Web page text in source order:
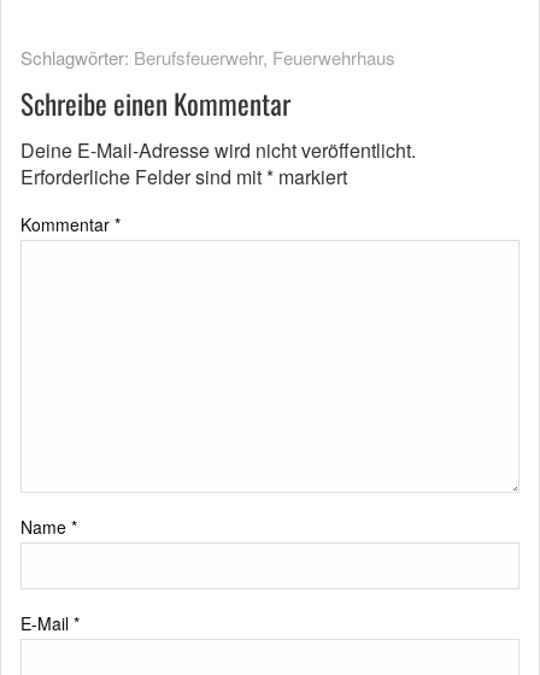
Schlagwörter: Berufsfeuerwehr, Feuerwehrhaus
Schreibe einen Kommentar
Deine E-Mail-Adresse wird nicht veröffentlicht.
Erforderliche Felder sind mit* markiert
Kommentar *
Name *
E-Mail *